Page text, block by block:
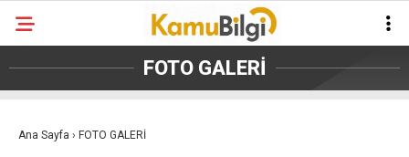
FOTO GALERİ
Ana Sayfa › FOTO GALERİ